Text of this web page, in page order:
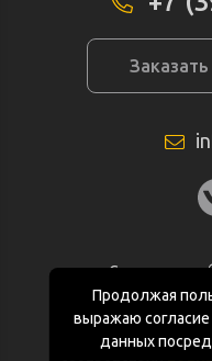
Продолжая
выражаю
данных
Согласие на
Политика